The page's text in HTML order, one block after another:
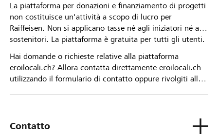
La piattaforma per donazioni e finanziamento di progetti
non costituisce un'attività a scopo di lucro per
Raiffeisen. Non si applicano tasse né agli iniziatori né ai
sostenitori. La piattaforma è gratuita per tutti gli utenti.
Hai domande o richieste relative alla piattaforma
eroilocali.ch? Allora contatta direttamente eroilocali.ch
utilizzando il formulario di contatto oppure rivolgiti alla
Contatto